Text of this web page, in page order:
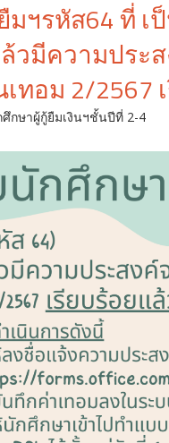
ฯรหัส64 ที่
วมีความประ
ทอม 2/2567
กษาผู้กู้ยืมเงินฯชั้นปีที่ 2-4